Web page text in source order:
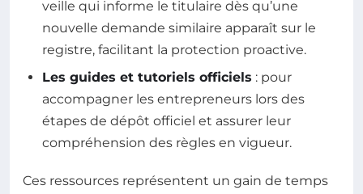
veille qui informe le titulaire dès qu’une
nouvelle demande similaire apparaît sur le
registre, facilitant la protection proactive.
Les guides et tutoriels officiels : pour
accompagner les entrepreneurs lors des
étapes de dépôt officiel et assurer leur
compréhension des règles en vigueur.
Ces ressources représentent un gain de temps